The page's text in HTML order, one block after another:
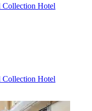
Collection Hotel
Collection Hotel